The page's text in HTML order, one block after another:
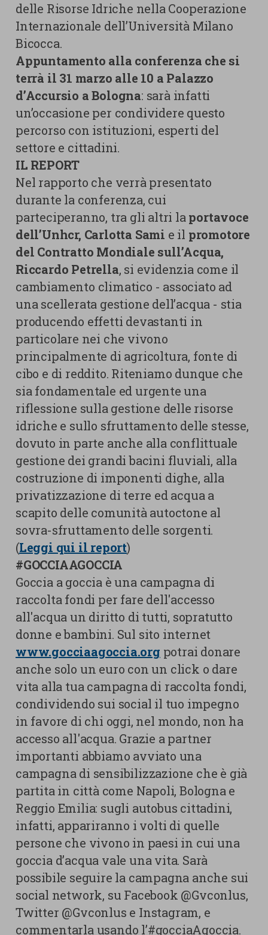
delle Risorse Idriche nella Cooperazione
Internazionale dell’Università Milano
Bicocca.
Appuntamento alla conferenza che si
terrà il 31 marzo alle 10 a Palazzo
d’Accursio a Bologna: sarà infatti
un’occasione per condividere questo
percorso con istituzioni, esperti del
settore e cittadini.
IL REPORT
Nel rapporto che verrà presentato
durante la conferenza, cui
parteciperanno, tra gli altri laportavoce
dell’Unhcr, Carlotta Sami e il promotore
del Contratto Mondiale sull’Acqua,
Riccardo Petrella, si evidenzia come il
cambiamento climatico - associato ad
una scellerata gestione dell’acqua - stia
producendo effetti devastanti in
particolare nei che vivono
principalmente di agricoltura, fonte di
cibo e di reddito. Riteniamo dunque che
sia fondamentale ed urgente una
riflessione sulla gestione delle risorse
idriche e sullo sfruttamento delle stesse,
dovuto in parte anche alla conflittuale
gestione dei grandi bacini fluviali, alla
costruzione di imponenti dighe, alla
privatizzazione di terre ed acqua a
scapito delle comunità autoctone al
sovra-sfruttamento delle sorgenti.
(Leggi qui il report)
#GOCCIAAGOCCIA
Goccia a goccia è una campagna di
raccolta fondi per fare dell'accesso
all'acqua un diritto di tutti, sopratutto
donne e bambini. Sul sito internet
www.gocciaagoccia.org potrai donare
anche solo un euro con un click o dare
vita alla tua campagna di raccolta fondi,
condividendo sui social il tuo impegno
in favore di chi oggi, nel mondo, non ha
accesso all'acqua. Grazie a partner
importanti abbiamo avviato una
campagna di sensibilizzazione che è già
partita in città come Napoli, Bologna e
Reggio Emilia: sugli autobus cittadini,
infatti, appariranno i volti di quelle
persone che vivono in paesi in cui una
goccia d’acqua vale una vita. Sarà
possibile seguire la campagna anche sui
social network, su Facebook @Gvconlus,
Twitter @Gvconlus e Instagram, e
commentarla usando l’#gocciaAgoccia.